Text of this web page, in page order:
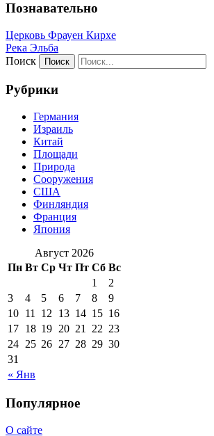
Познавательно
Церковь Фрауен Кирхе
Река Эльба
Поиск
Рубрики
Германия
Израиль
Китай
Площади
Природа
Сооружения
США
Финляндия
Франция
Япония
Август 2026
Пн Вт Ср Чт Пт Сб Вс
« Янв
1
2
3
4 5 6 7 8
9
10 11 12 13 14 15 16
17 18 19 20 21 22 23
24 25 26 27 28 29 30
31
Популярное
О сайте